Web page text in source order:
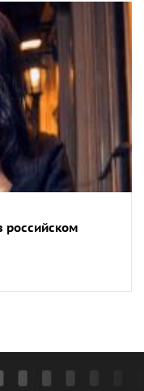
российском